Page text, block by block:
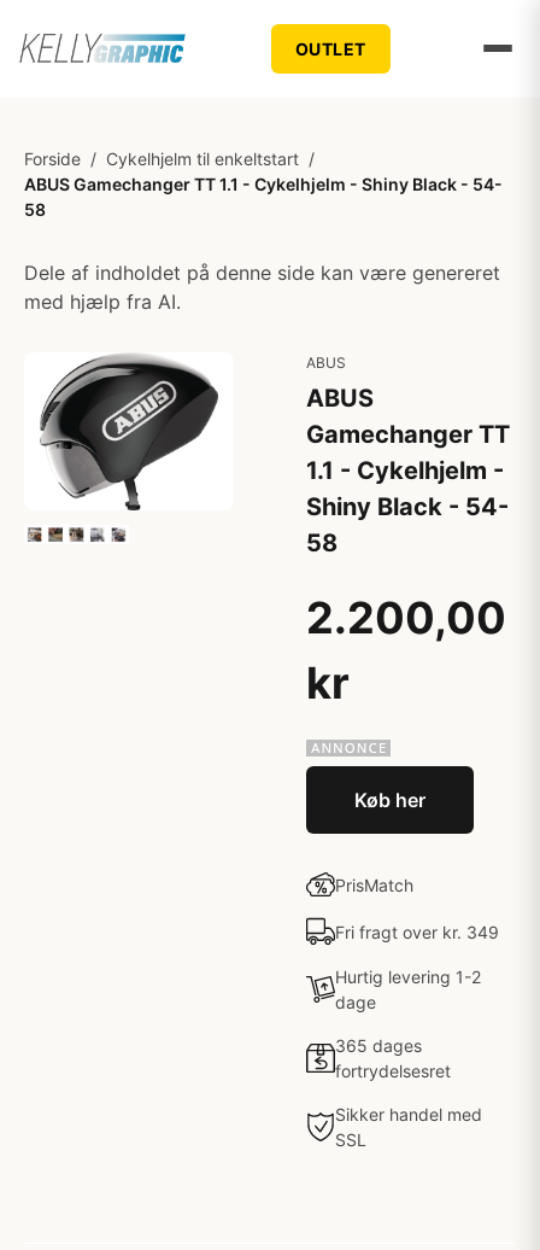
OUTLET
Forside / Cykelhjelm til enkeltstart /
ABUS Gamechanger TT 1.1 - Cykelhjelm - Shiny Black - 54-
58
Dele af indholdet på denne side kan være genereret
med hjælp fra AI.
ABUS
ABUS
Gamechanger TT
1.1 - Cykelhjelm -
Shiny Black - 54-
58
2.200,00
kr
Køb her
PrisMatch
Fri fragt over kr. 349
Hurtig levering 1-2
dage
365 dages
fortrydelsesret
Sikker handel med
SSL